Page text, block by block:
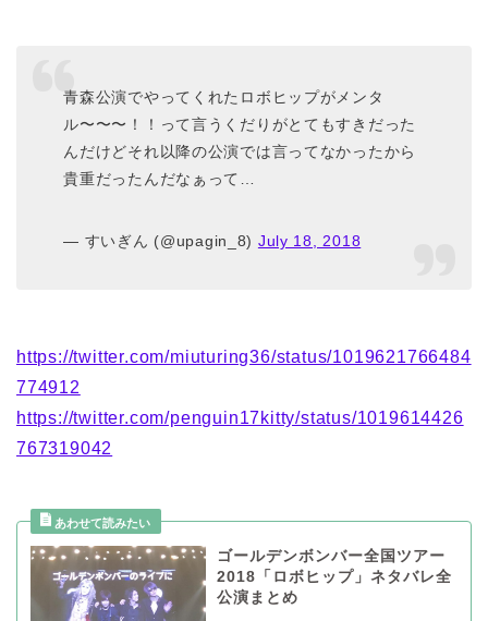
青森公演でやってくれたロボヒップがメンタ
ル〜〜〜！！って言うくだりがとてもすきだった
んだけどそれ以降の公演では言ってなかったから
貴重だったんだなぁって…
— すいぎん (@upagin_8) July 18, 2018
https://twitter.com/miuturing36/status/1019621766484
774912
https://twitter.com/penguin17kitty/status/1019614426
767319042
ゴールデンボンバー全国ツアー
2018「ロボヒップ」ネタバレ全
公演まとめ